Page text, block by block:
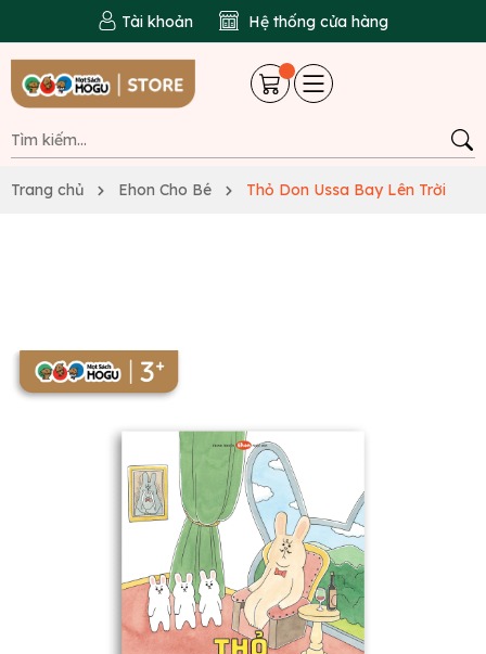
Tài khoản Hệ thống cửa hàng
Trang chủ Ehon Cho Bé Thỏ Don Ussa Bay Lên Trời